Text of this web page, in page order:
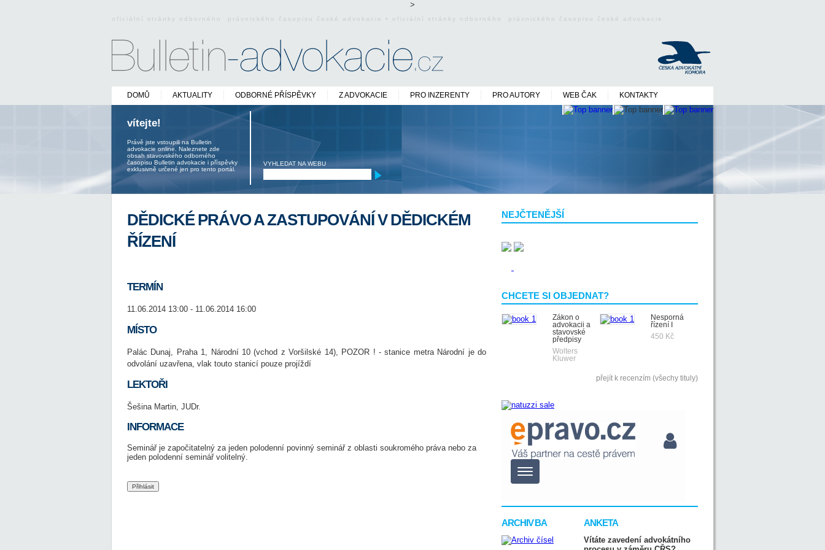
>
oficiální stránky odborného právnického časopisu české advokacie • oficiální stránky odborného právnického časopisu české advokacie
DOMŮ AKTUALITY ODBORNÉ PŘÍSPĚVKY Z ADVOKACIE PRO INZERENTY PRO AUTORY WEB ČAK KONTAKTY
vítejte!
Právě jste vstoupili na Bulletin
advokacie online. Naleznete zde
obsah stavovského odborného
časopisu Bulletin advokacie i příspěvky
exklusivně určené jen pro tento portál.
VYHLEDAT NA WEBU
NEJČTENĚJŠÍ
CHCETE SI OBJEDNAT?
Zákon o
advokacii a
stavovské
předpisy
Wolters
Kluwer
Nesporná
řízení I
450 Kč
přejít k recenzím (všechy tituly)
ARCHIV BA ANKETA
Vítáte zavedení advokátního
DĚDICKÉ PRÁVO A ZASTUPOVÁNÍ V DĚDICKÉM
ŘÍZENÍ
TERMÍN
11.06.2014 13:00 - 11.06.2014 16:00
MÍSTO
Palác Dunaj, Praha 1, Národní 10 (vchod z Voršilské 14), POZOR ! - stanice metra Národní je do
odvolání uzavřena, vlak touto stanicí pouze projíždí
LEKTOŘI
Šešina Martin, JUDr.
INFORMACE
Seminář je započitatelný za jeden polodenní povinný seminář z oblasti soukromého práva nebo za
jeden polodenní seminář volitelný.